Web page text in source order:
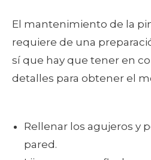
El mantenimiento de la
requiere de una
sí que hay que tener en
detalles para obtener el
Rellenar los agujeros y
pared.